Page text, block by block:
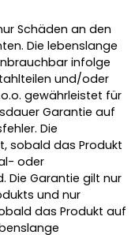
Schäden an den
Die lebenslange
infolge
und/oder
gewährleistet für
Garantie auf
Die
sobald das Produkt
oder
Die Garantie gilt nur
und nur
das Produkt auf